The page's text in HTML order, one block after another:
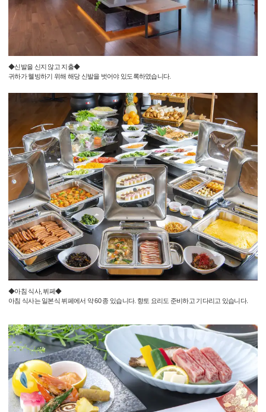
◆신발을 신지 않고 지출◆
귀하가 웰빙하기 위해 해당 신발을 벗어야 있도록하였습니다.
◆아침 식사, 뷔페◆
아침 식사는 일본식 뷔페에서 약 60 종 있습니다. 향토 요리도 준비하고 기다리고 있습니다.